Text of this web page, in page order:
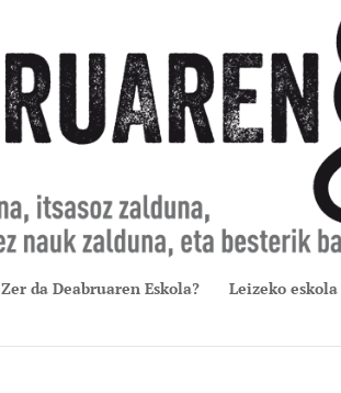
Zer da Deabruaren Eskola? Leizeko eskola